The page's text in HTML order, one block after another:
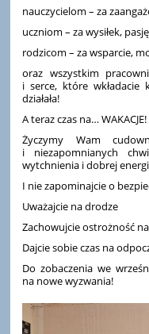
nauczycielom – za
uczniom – za wysiłek,
rodzicom – za wsparcie,
oraz wszystkim
i serce, które wkładacie
działała!
A teraz czas na… WAKACJE!
Życzymy Wam
i niezapomnianych
wytchnienia i dobrej
I nie zapominajcie o
Uważajcie na drodze
Zachowujcie ostrożność
Dajcie sobie czas na
Do zobaczenia we
na nowe wyzwania!